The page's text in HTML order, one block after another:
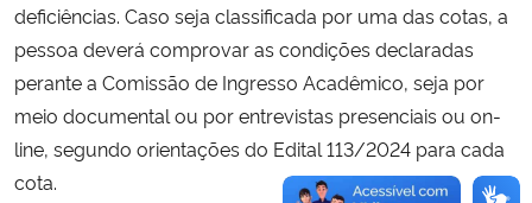
deficiências. Caso seja classificada por uma das cotas, a
pessoa deverá comprovar as condições declaradas
perante a Comissão de Ingresso Acadêmico, seja por
meio documental ou por entrevistas presenciais ou on-
line, segundo orientações do Edital 113/2024 para cada
cota.